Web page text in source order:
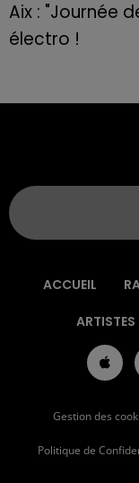
Aix : "Journée
électro !
ACCUEIL
Gestion des
Politique de